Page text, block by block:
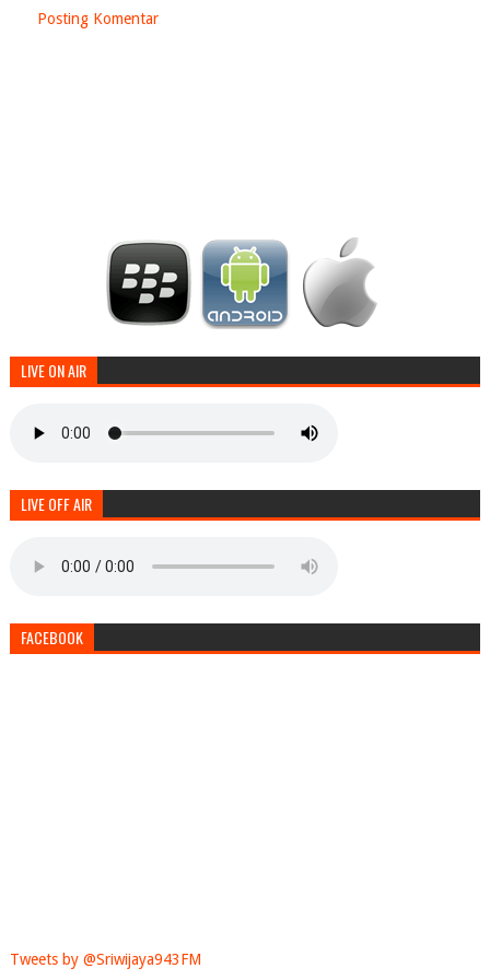
Posting Komentar
LIVE ON AIR
LIVE OFF AIR
FACEBOOK
Tweets by @Sriwijaya943FM